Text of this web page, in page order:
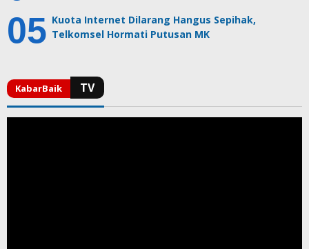
Kuota Internet Dilarang Hangus Sepihak,
Telkomsel Hormati Putusan MK